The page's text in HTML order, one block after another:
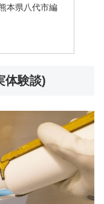
本県八代市編
体験談)